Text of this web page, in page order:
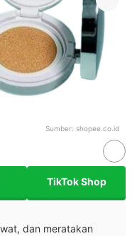
Sumber: shopee.co.id
TikTok Shop
dan meratakan